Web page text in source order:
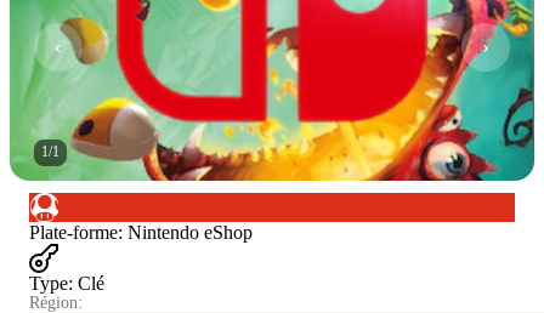
1/1
Plate-forme: Nintendo eShop
Type: Clé
Région: